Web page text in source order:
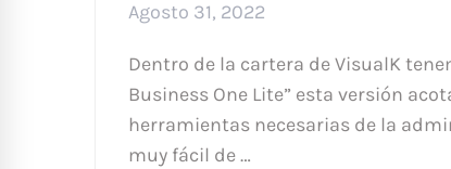
Agosto 31, 2022
Dentro de la cartera de VisualK
Business One Lite” esta versión
herramientas necesarias de la
muy fácil de …